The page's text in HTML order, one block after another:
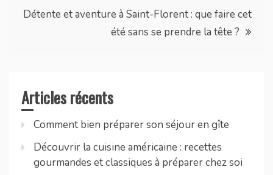
l’article
Détente et aventure à Saint-Florent : que faire cet
été sans se prendre la tête ?
Articles récents
Comment bien préparer son séjour en gîte
Découvrir la cuisine américaine : recettes
gourmandes et classiques à préparer chez soi